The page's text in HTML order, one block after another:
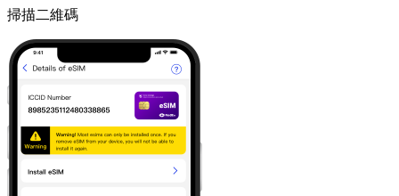
掃描二維碼